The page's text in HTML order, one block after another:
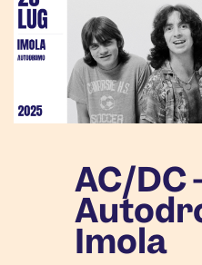
AC/DC
Imola